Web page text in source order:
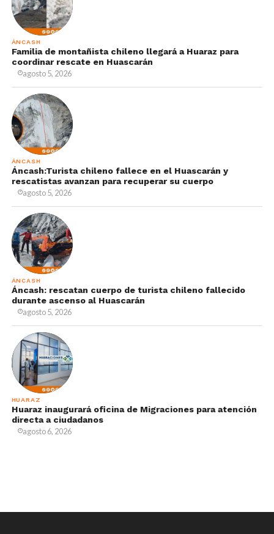
ÁNCASH
Familia de montañista chileno llegará a Huaraz para
coordinar rescate en Huascarán
agosto 5, 2026
ÁNCASH
Áncash:Turista chileno fallece en el Huascarán y
rescatistas avanzan para recuperar su cuerpo
agosto 5, 2026
ÁNCASH
Áncash: rescatan cuerpo de turista chileno fallecido
durante ascenso al Huascarán
agosto 5, 2026
HUARAZ
Huaraz inaugurará oficina de Migraciones para atención
directa a ciudadanos
agosto 6, 2026